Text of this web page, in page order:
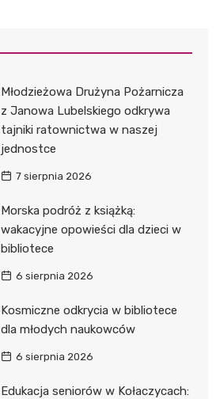
Młodzieżowa Drużyna Pożarnicza
z Janowa Lubelskiego odkrywa
tajniki ratownictwa w naszej
jednostce
7 sierpnia 2026
Morska podróż z książką:
wakacyjne opowieści dla dzieci w
bibliotece
6 sierpnia 2026
Kosmiczne odkrycia w bibliotece
dla młodych naukowców
6 sierpnia 2026
Edukacja seniorów w Kołaczycach: